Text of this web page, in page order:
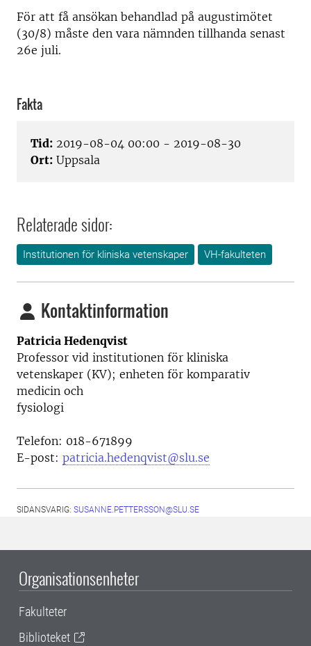
För att få ansökan behandlad på augustimötet
(30/8) måste den vara nämnden tillhanda senast
26e juli.
Fakta
Tid: 2019-08-04 00:00 - 2019-08-30
Ort: Uppsala
Relaterade sidor:
Institutionen för kliniska vetenskaper VH-fakulteten
Kontaktinformation
Patricia Hedenqvist
Professor vid institutionen för kliniska
vetenskaper (KV); enheten för komparativ
medicin och
fysiologi
Telefon: 018-671899
E-post: patricia.hedenqvist@slu.se
SIDANSVARIG: SUSANNE.PETTERSSON@SLU.SE
Organisationsenheter
Fakulteter
Biblioteket